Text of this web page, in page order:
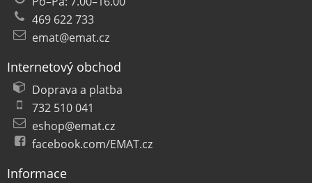
469 622 733
emat@emat.cz
Internetový obchod
Doprava a platba
732 510 041
eshop@emat.cz
facebook.com/EMAT.cz
Informace